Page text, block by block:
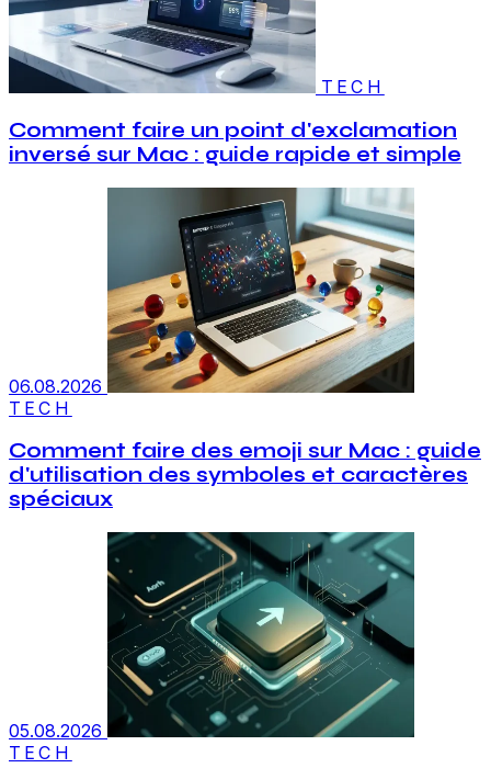
TECH
Comment faire un point d'exclamation
inversé sur Mac : guide rapide et simple
06.08.2026
TECH
Comment faire des emoji sur Mac : guide
d'utilisation des symboles et caractères
spéciaux
05.08.2026
TECH